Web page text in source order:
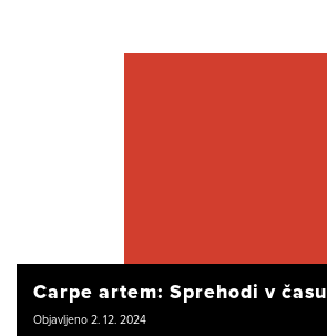
Carpe artem: Sprehodi v času
Objavljeno 2. 12. 2024